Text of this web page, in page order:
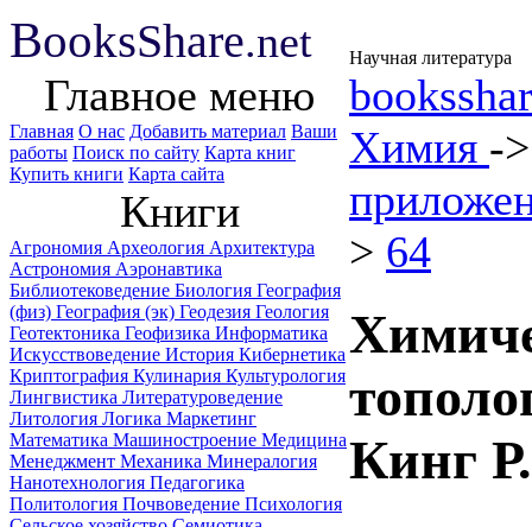
BooksShare.net Научная литература
Главное меню
Главная О нас Добавить материал Ваши
работы Поиск по сайту Карта книг
Купить книги Карта сайта
Книги
Агрономия Археология Архитектура
Астрономия Аэронавтика
Библиотековедение Биология География
(физ) География (эк) Геодезия Геология
Геотектоника Геофизика Информатика
Искусствоведение История Кибернетика
Криптография Кулинария Культурология
Лингвистика Литературоведение
Литология Логика Маркетинг
Математика Машиностроение Медицина
Менеджмент Механика Минералогия
Нанотехнология Педагогика
Политология Почвоведение Психология
Химия -
> 64
Кинг Р.